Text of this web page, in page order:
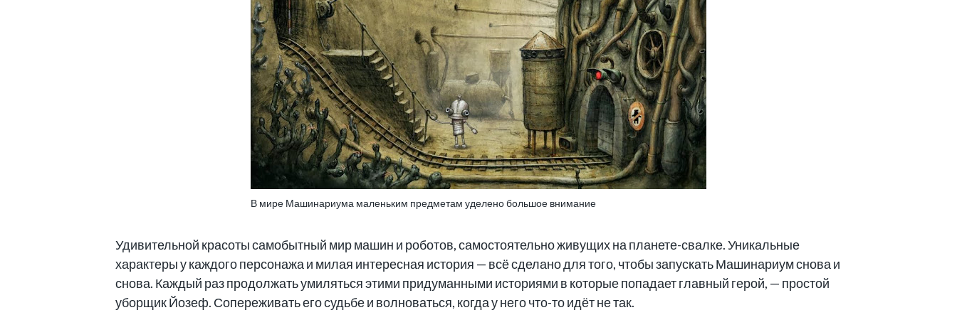
В мире Машинариума маленьким предметам уделено большое внимание
Удивительной красоты самобытный мир машин и роботов, самостоятельно живущих на планете-свалке. Уникальные
характеры у каждого персонажа и милая интересная история — всё сделано для того, чтобы запускать Машинариум снова и
снова. Каждый раз продолжать умиляться этими придуманными историями в которые попадает главный герой, — простой
уборщик Йозеф. Сопереживать его судьбе и волноваться, когда у него что-то идёт не так.